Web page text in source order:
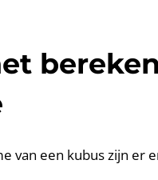
van een kubus zijn er